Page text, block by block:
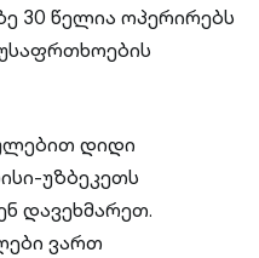
30 წელია ოპერირებს
დიდი
უზბეკეთს
დავეხმარეთ.
ვართ